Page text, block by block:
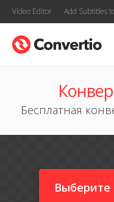
Video Editor Add Subtitles
Бесплатная